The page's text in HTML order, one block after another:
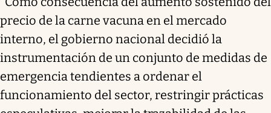
precio de la carne vacuna en el mercado
interno, el gobierno nacional decidió la
instrumentación de un conjunto de medidas de
emergencia tendientes a ordenar el
funcionamiento del sector, restringir prácticas